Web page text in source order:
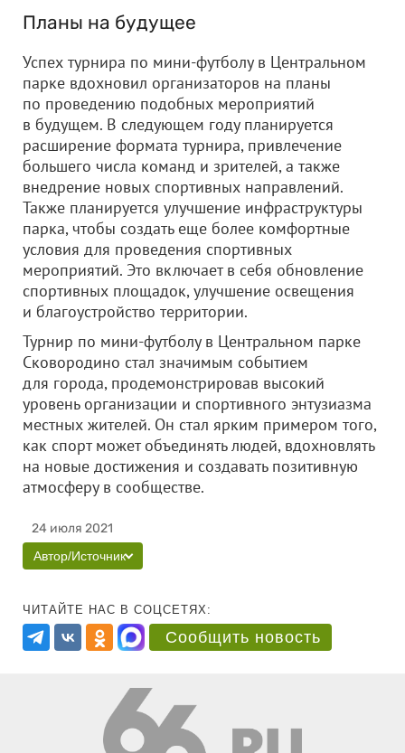
Планы на будущее
Успех турнира по мини-футболу в Центральном
парке вдохновил организаторов на планы
по проведению подобных мероприятий
в будущем. В следующем году планируется
расширение формата турнира, привлечение
большего числа команд и зрителей, а также
внедрение новых спортивных направлений.
Также планируется улучшение инфраструктуры
парка, чтобы создать еще более комфортные
условия для проведения спортивных
мероприятий. Это включает в себя обновление
спортивных площадок, улучшение освещения
и благоустройство территории.
Турнир по мини-футболу в Центральном парке
Сковородино стал значимым событием
для города, продемонстрировав высокий
уровень организации и спортивного энтузиазма
местных жителей. Он стал ярким примером того,
как спорт может объединять людей, вдохновлять
на новые достижения и создавать позитивную
атмосферу в сообществе.
24 июля 2021
Автор/Источник
ЧИТАЙТЕ НАС В СОЦСЕТЯХ:
Сообщить новость